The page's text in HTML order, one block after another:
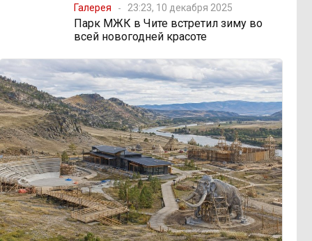
Галерея 23:23, 10 декабря 2025
Парк МЖК в Чите встретил зиму во
всей новогодней красоте